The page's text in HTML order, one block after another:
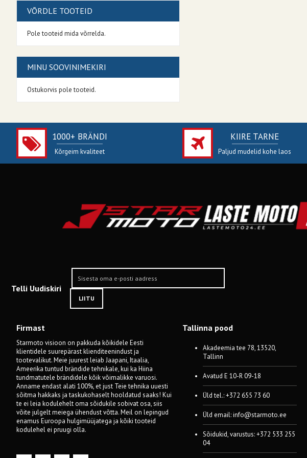
VÕRDLE TOOTEID
Pole tooteid mida võrrelda.
MINU SOOVINIMEKIRI
Ostukorvis pole tooteid.
1000+ BRÄNDI
Kõrgeim kvaliteet
KIIRE TARNE
Paljud mudelid kohe laos
Telli Uudiskiri
LIITU
Firmast
Starmoto visioon on pakkuda kõikidele Eesti
klientidele suurepärast klienditeenindust ja
tootevalikut. Meie juurest leiab Jaapani, Itaalia,
Ameerika tuntud brändide tehnikale, kui ka Hiina
tundmatutele brändidele kõik võimalikke varuosi.
Anname endast alati 100%, et just Teie tehnika uuesti
sõitma hakkaks ja taskukohaselt hooldatud saaks! Kui
te ei leia kodulehelt oma sõidukile sobivat osa, siis
võite julgelt meiega ühendust võtta. Meil on lepingud
enamus Euroopa hulgimüüjatega ja kõiki tooteid
kodulehel ei pruugi olla.
Tallinna pood
Akadeemia tee 78, 13520,
Tallinn
Avatud E 10-R 09-18
Üld tel.: +372 655 73 60
Üld email:info@starmoto.ee
Sõidukid, varustus: +372 533 255
04